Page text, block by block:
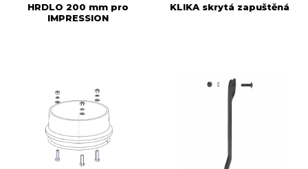
HRDLO 200 mm pro
IMPRESSION
KLIKA skrytá zapuštěná